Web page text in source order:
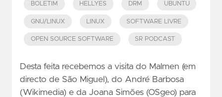
BOLETIM HELLYES DRM UBUNTU
GNU/LINUX LINUX SOFTWARE LIVRE
OPEN SOURCE SOFTWARE SR PODCAST
Desta feita recebemos a visita do Malmen (em
directo de São Miguel), do André Barbosa
(Wikimedia) e da Joana Simões (OSgeo) para